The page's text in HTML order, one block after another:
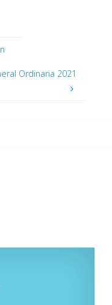
Ordinaria 2021